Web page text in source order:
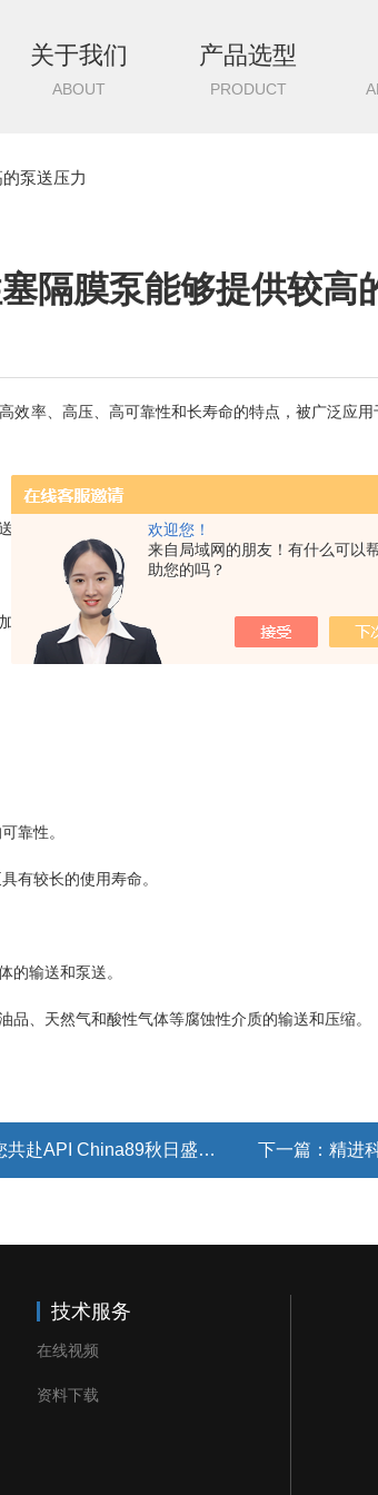
欢迎您！
来自局域网的朋友！有什么可以
助您的吗？
关于我们
ABOUT
产品选型
PRODUCT
泵送压力
隔膜泵能够提供较高
率、高压、高可靠性和长寿命的特点，被广泛应
。这种泵的主体结构包括三个柱塞、一个泵室、
产生负压，将隔膜吸进泵室。随着柱塞的移动，
靠性。
较长的使用寿命。
输送和泵送。
、天然气和酸性气体等腐蚀性介质的输送和压缩。
API China89秋日盛会！ 下一篇： 精进
技术服务
在线视频
资料下载